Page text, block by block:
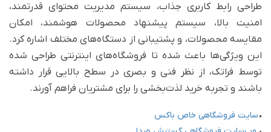
طراحی رابط کاربری جذاب، سیستم مدیریت محتوای قدرتمند،
امنیت بالا، سیستم پیشنهاد محصولات هوشمند، امکان
مقایسه محصولات، و پشتیبانی از دستگاه‌های مختلف اشاره کرد.
این ویژگی‌ها باعث شده تا فروشگاه‌های اینترنتی طراحی شده
توسط فراتک، از نظر فنی و بصری در سطح بالایی قرار داشته
باشند و تجربه خرید لذت‌بخشی را برای مشتریان فراهم آورند.
•سایت فروشگاهی خاص باکس